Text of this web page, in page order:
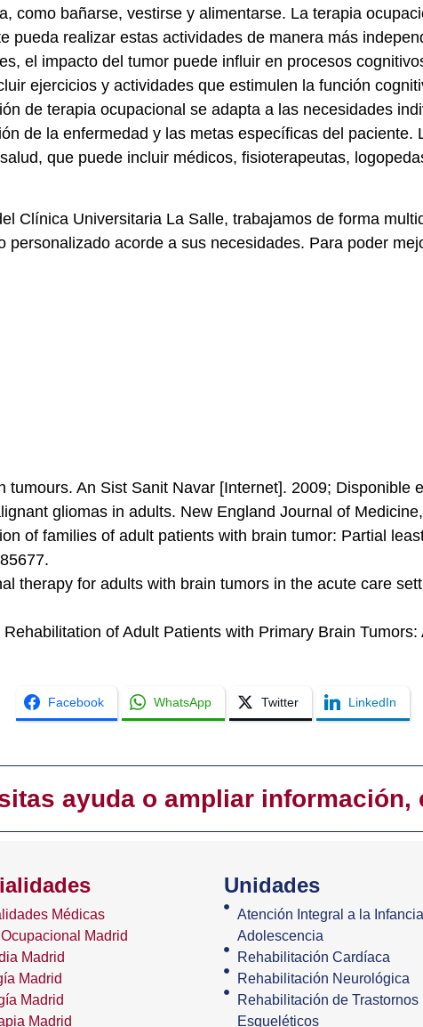
como bañarse, vestirse y alimentarse. La terapia
pueda realizar estas actividades de manera más
el impacto del tumor puede influir en procesos
ejercicios y actividades que estimulen la función
de terapia ocupacional se adapta a las necesidades
de la enfermedad y las metas específicas del paciente.
que puede incluir médicos, fisioterapeutas,
Clínica Universitaria La Salle, trabajamos de forma
personalizado acorde a sus necesidades. Para poder
tumours. An Sist Sanit Navar [Internet]. 2009; Disponible
gliomas in adults. New England Journal of
of families of adult patients with brain tumor: Partial
therapy for adults with brain tumors in the acute care
of Adult Patients with Primary Brain
Facebook WhatsApp Twitter LinkedIn
ayuda o ampliar información,
Médicas
Madrid
Madrid
Madrid
Madrid
Madrid
Unidades
Atención Integral a la
Adolescencia
Rehabilitación Cardíaca
Rehabilitación Neurológica
Rehabilitación de Trastornos
Esqueléticos